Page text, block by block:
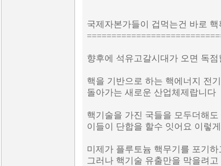
국제자본가들이 겁먹는건 바로
향후에 석유고갈시대가 오면 독
핵을 기반으로 하는 핵에너지 전
돌아가는 새로운 산업체제랍니다
핵기술을 가진 국들을 모두더해
이들이 단합을 할수 잇어요 이렇
미제가 플루토늄 핵무기를 포기
그러나 핵기술 유출만을 막을려